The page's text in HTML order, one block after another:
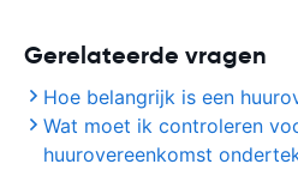
Gerelateerde vragen
Hoe belangrijk is een
Wat moet ik controleren
huurovereenkomst